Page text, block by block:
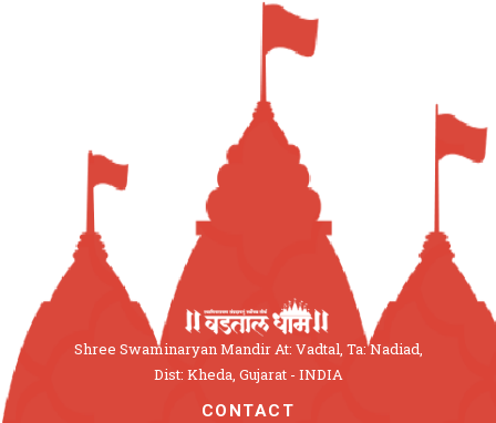
Shree Swaminaryan Mandir At: Vadtal, Ta: Nadiad,
Dist: Kheda, Gujarat - INDIA
CONTACT